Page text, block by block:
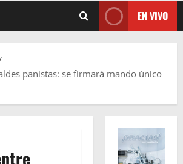
EN VIVO
panistas: se firmará mando único